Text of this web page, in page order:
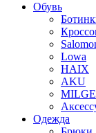
Обувь
Lowa
HAIX
AKU
Одежда